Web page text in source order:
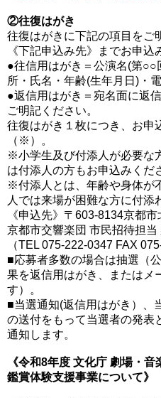
②往復はがき
往復はがきに下記の項目をご
《下記申込み先》までお申込
●往信用はがき＝公演名(第○○
所・氏名・年齢(生年月日)・
●返信用はがき＝宛名面に返
ご明記ください。
往復はがき１枚につき、お申
（※）。
※小学生及び付添人が必要な
は付添人の方もお申込みくだ
※付添人とは、年齢や身体が
人では来場が困難な方に付添
《申込先》〒603-8134京都
京都市交響楽団 市民招待担当
（TEL 075-222-0347 FAX
■応募者多数の場合は抽選（
果を返信用はがき、またはメ
す）。
■当選通知(返信用はがき）、
の送付をもって当選者の発表
通知します。
《令和8年度 文化庁 劇場・
鑑賞体験支援事業について》